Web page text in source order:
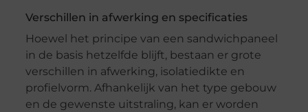
Verschillen in afwerking en specificaties
Hoewel het principe van een sandwichpaneel
in de basis hetzelfde blijft, bestaan er grote
verschillen in afwerking, isolatiedikte en
profielvorm. Afhankelijk van het type gebouw
en de gewenste uitstraling, kan er worden